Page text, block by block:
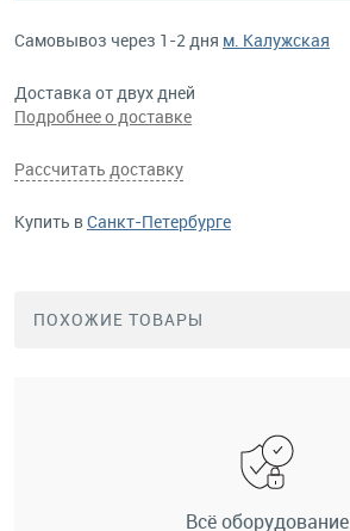
Самовывоз через 1-2 дня м. Калужская
Доставка от двух дней
Подробнее о доставке
Рассчитать доставку
Купить вСанкт-Петербурге
ПОХОЖИЕ ТОВАРЫ
Всё оборудование